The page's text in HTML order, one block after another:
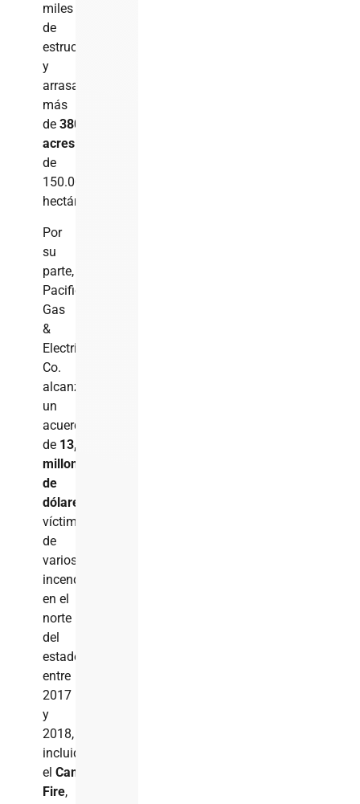
miles
de
estructuras
y
arrasaron
más
de380,000
acres
de
150.000
hectáreas).
Por
su
parte,
Pacific
Gas
&
Electric
Co.
alcanzó
un
acuerdo
de 13,500
millones
de
dólares
víctimas
de
varios
incendios
en el
norte
del
estado
entre
2017
y
2018,
incluido
elCamp
Fire,